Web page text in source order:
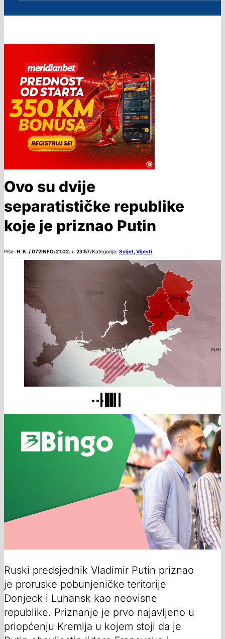
Ovo su dvije
separatističke republike
koje je priznao Putin
Piše: H. K. / 072INFO/21.02. u 23:57/Kategorija: Svijet,Vijesti
Ruski predsjednik Vladimir Putin priznao
je proruske pobunjeničke teritorije
Donjeck i Luhansk kao neovisne
republike. Priznanje je prvo najavljeno u
priopćenju Kremlja u kojem stoji da je